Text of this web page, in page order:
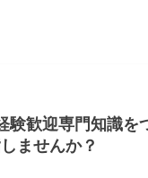
験歓迎専門知識を
ませんか？